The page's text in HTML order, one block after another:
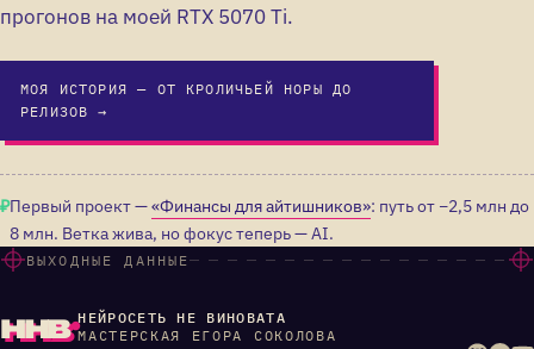
прогонов на моей RTX 5070 Ti.
МОЯ ИСТОРИЯ — ОТ КРОЛИЧЬЕЙ НОРЫ ДО
РЕЛИЗОВ →
₽Первый проект —«Финансы для айтишников»: путь от −2,5 млн до
8 млн. Ветка жива, но фокус теперь — AI.
ВЫХОДНЫЕ ДАННЫЕ
ннв НЕЙРОСЕТЬ НЕ ВИНОВАТА
МАСТЕРСКАЯ ЕГОРА СОКОЛОВА